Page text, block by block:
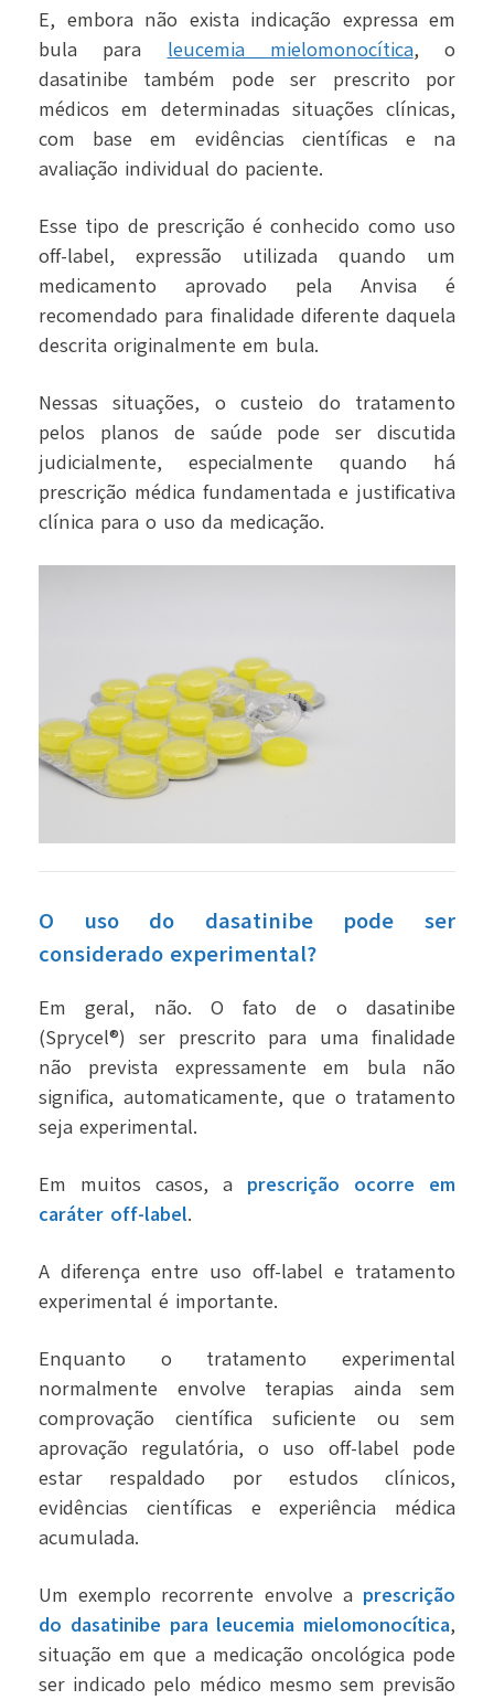
E, embora não exista indicação expressa em
bula para leucemia mielomonocítica, o
dasatinibe também pode ser prescrito por
médicos em determinadas situações clínicas,
com base em evidências científicas e na
avaliação individual do paciente.
Esse tipo de prescrição é conhecido como uso
off-label, expressão utilizada quando um
medicamento aprovado pela Anvisa é
recomendado para finalidade diferente daquela
descrita originalmente em bula.
Nessas situações, o custeio do tratamento
pelos planos de saúde pode ser discutida
judicialmente, especialmente quando há
prescrição médica fundamentada e justificativa
clínica para o uso da medicação.
O uso do dasatinibe pode ser
considerado experimental?
Em geral, não. O fato de o dasatinibe
(Sprycel®) ser prescrito para uma finalidade
não prevista expressamente em bula não
significa, automaticamente, que o tratamento
seja experimental.
Em muitos casos, a prescrição ocorre em
caráter off-label.
A diferença entre uso off-label e tratamento
experimental é importante.
Enquanto o tratamento experimental
normalmente envolve terapias ainda sem
comprovação científica suficiente ou sem
aprovação regulatória, o uso off-label pode
estar respaldado por estudos clínicos,
evidências científicas e experiência médica
acumulada.
Um exemplo recorrente envolve a prescrição
do dasatinibe para leucemia mielomonocítica,
situação em que a medicação oncológica pode
ser indicado pelo médico mesmo sem previsão